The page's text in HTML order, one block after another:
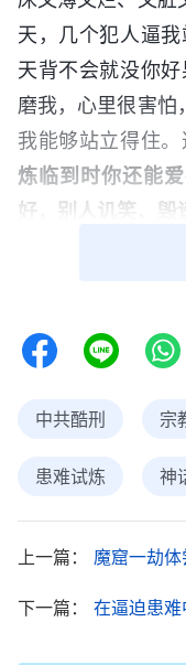
天，几个犯人逼
天背不会就没你
磨我，心里很害怕
我能够站立得住
炼临到时你还能
好，别人讥笑、毁
都能爱神，这就
暗势力的辖制，不
不管警察和犯人
犯人变着法儿地刁
后我几天都没有
中共酷刑 宗
患难试炼 神
上一篇： 魔窟一劫
下一篇： 在逼迫患难